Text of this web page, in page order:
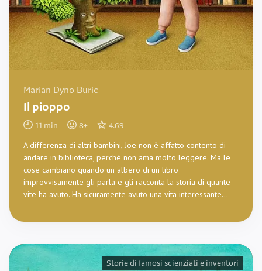
Marian Dyno Buric
Il pioppo
11 min 8+ 4.69
A differenza di altri bambini, Joe non è affatto contento di
andare in biblioteca, perché non ama molto leggere. Ma le
cose cambiano quando un albero di un libro
improvvisamente gli parla e gli racconta la storia di quante
vite ha avuto. Ha sicuramente avuto una vita interessante...
Storie di famosi scienziati e inventori